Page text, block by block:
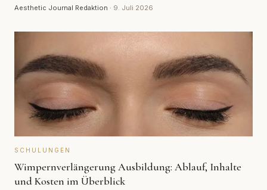
Aesthetic Journal Redaktion · 9. Juli 2026
SCHULUNGEN
Wimpernverlängerung Ausbildung: Ablauf, Inhalte
und Kosten im Überblick